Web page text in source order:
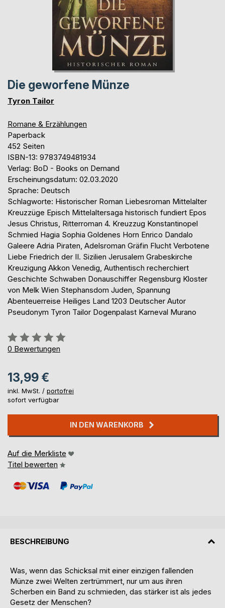
Die geworfene Münze
Tyron Tailor
Romane & Erzählungen
Paperback
452 Seiten
ISBN-13: 9783749481934
Verlag: BoD - Books on Demand
Erscheinungsdatum: 02.03.2020
Sprache: Deutsch
Schlagworte: Historischer Roman Liebesroman Mittelalter
Kreuzzüge Episch Mittelaltersaga historisch fundiert Epos
Jesus Christus, Ritterroman 4. Kreuzzug Konstantinopel
Schmied Hagia Sophia Goldenes Horn Enrico Dandalo
Galeere Adria Piraten, Adelsroman Gräfin Flucht Verbotene
Liebe Friedrich der II. Sizilien Jerusalem Grabeskirche
Kreuzigung Akkon Venedig, Authentisch recherchiert
Geschichte Schwaben Donauschiffer Regensburg Kloster
von Melk Wien Stephansdom Juden, Spannung
Abenteuerreise Heiliges Land 1203 Deutscher Autor
Pseudonym Tyron Tailor Dogenpalast Karneval Murano
Bewertung::
0%
0 Bewertungen
13,99 €
inkl. MwSt. / portofrei
sofort verfügbar
IN DEN WARENKORB
Auf die Merkliste
Titel bewerten
BESCHREIBUNG
Was, wenn das Schicksal mit einer einzigen fallenden
Münze zwei Welten zertrümmert, nur um aus ihren
Scherben ein Band zu schmieden, das stärker ist als jedes
Gesetz der Menschen?